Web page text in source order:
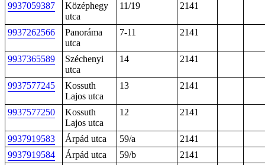
9937059387
Középhegy
utca
11/19 2141
9937262566
Panoráma
utca
7-11 2141
9937365589
Széchenyi
utca
14 2141
9937577245
Kossuth
Lajos utca
13 2141
9937577250
Kossuth
Lajos utca
12 2141
9937919583 Árpád utca 59/a
2141
9937919584
Árpád utca 59/b
2141